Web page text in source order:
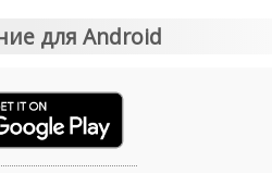
для Android